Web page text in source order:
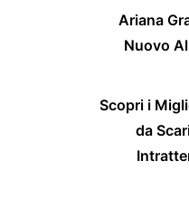
Ariana
Nuovo
Scopri i
da